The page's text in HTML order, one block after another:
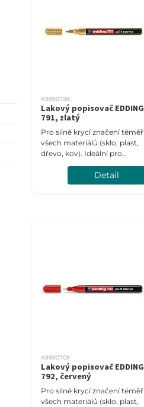
A9990798
Lakový popisovač EDDING
791, zlatý
Pro silně krycí značení téměř
všech materiálů (sklo, plast,
dřevo, kov). Ideální pro
tmavé a průsvitné materiály.
Šíře stopy 1-2 mm.Detail
A9990709
Lakový popisovač EDDING
792, červený
Pro silně krycí značení téměř
všech materiálů (sklo, plast,